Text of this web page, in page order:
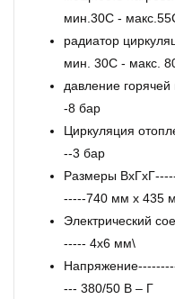
мин.30C -
радиатор
мин. 30С - макс.
давление
-8 бар
Циркуляция
--3 бар
Размеры
-----740 мм x 435
Электрический
----- 4x6 мм\
--- 380/50 В – Г